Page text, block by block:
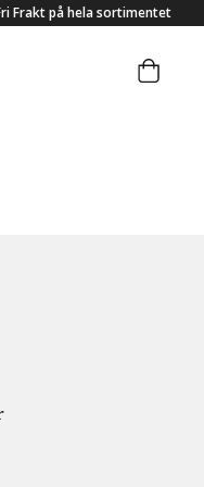
Frakt på hela sortimentet